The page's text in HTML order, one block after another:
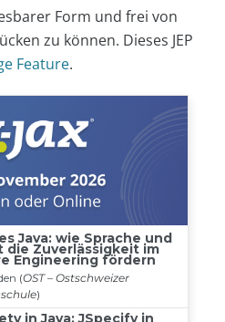
Form und frei von
zu können. Dieses JEP
Feature.